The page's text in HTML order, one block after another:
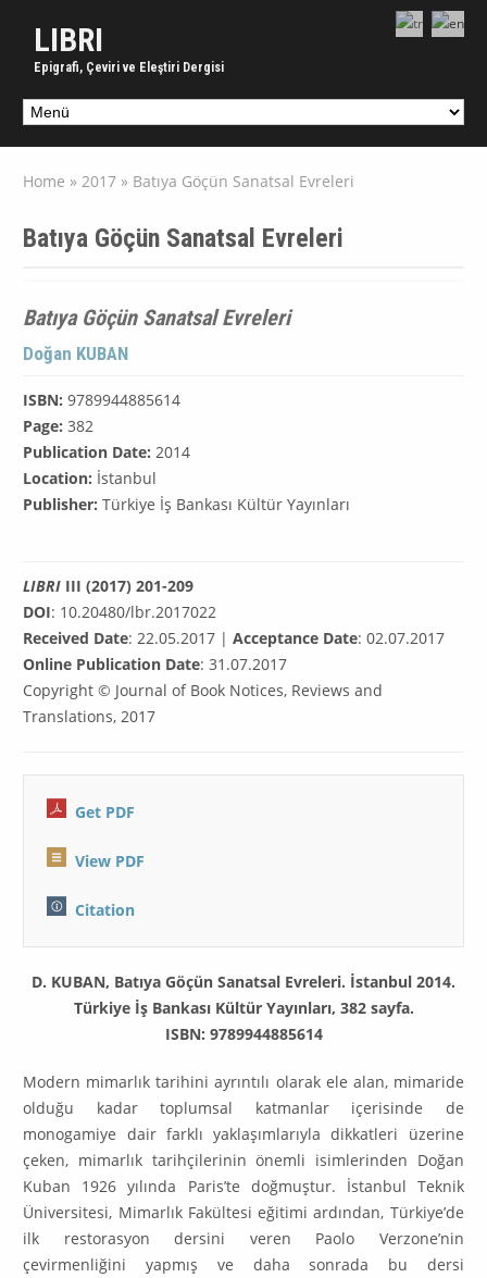
LIBRI
Epigrafi, Çeviri ve Eleştiri Dergisi
Home » 2017 » Batıya Göçün Sanatsal Evreleri
Batıya Göçün Sanatsal Evreleri
Batıya Göçün Sanatsal Evreleri
Doğan KUBAN
ISBN:9789944885614
Page: 382
Publication Date: 2014
Location: İstanbul
Publisher: Türkiye İş Bankası Kültür Yayınları
LIBRI III (2017) 201-209
DOI: 10.20480/lbr.2017022
Received Date: 22.05.2017 |Acceptance Date: 02.07.2017
Online Publication Date: 31.07.2017
Copyright © Journal of Book Notices, Reviews and
Translations, 2017
Get PDF
View PDF
Citation
D. KUBAN, Batıya Göçün Sanatsal Evreleri. İstanbul 2014.
Türkiye İş Bankası Kültür Yayınları, 382 sayfa.
ISBN: 9789944885614
Modern mimarlık tarihini ayrıntılı olarak ele alan, mimaride
olduğu kadar top­lumsal katmanlar içerisinde de
monogamiye dair farklı yaklaşımlarıyla dik­katleri üzerine
çeken, mimarlık tarihçilerinin önemli isimlerinden Doğan
Kuban 1926 yılında Paris’te doğmuştur. İstanbul Teknik
Üniversitesi, Mimar­lık Fakültesi eğitimi ardından, Türkiyeʼde
ilk restorasyon dersini veren Paolo Verzoneʼnin
çevirmenliğini yapmış ve daha sonrada bu dersi